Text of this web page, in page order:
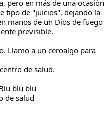
pero en más de una ocasión
tipo de "juicios", dejando la
manos de un Dios de fuego
previsible.
Llamo a un ceroalgo para
de salud.
blu blu
de salud